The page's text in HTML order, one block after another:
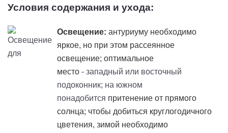
Условия содержания и ухода:
Освещение: антуриуму необходимо
яркое, но при этом рассеянное
освещение; оптимальное
место - западный или восточный
подоконник; на южном
понадобится притенение от прямого
солнца; чтобы добиться круглогодичного
цветения, зимой необходимо